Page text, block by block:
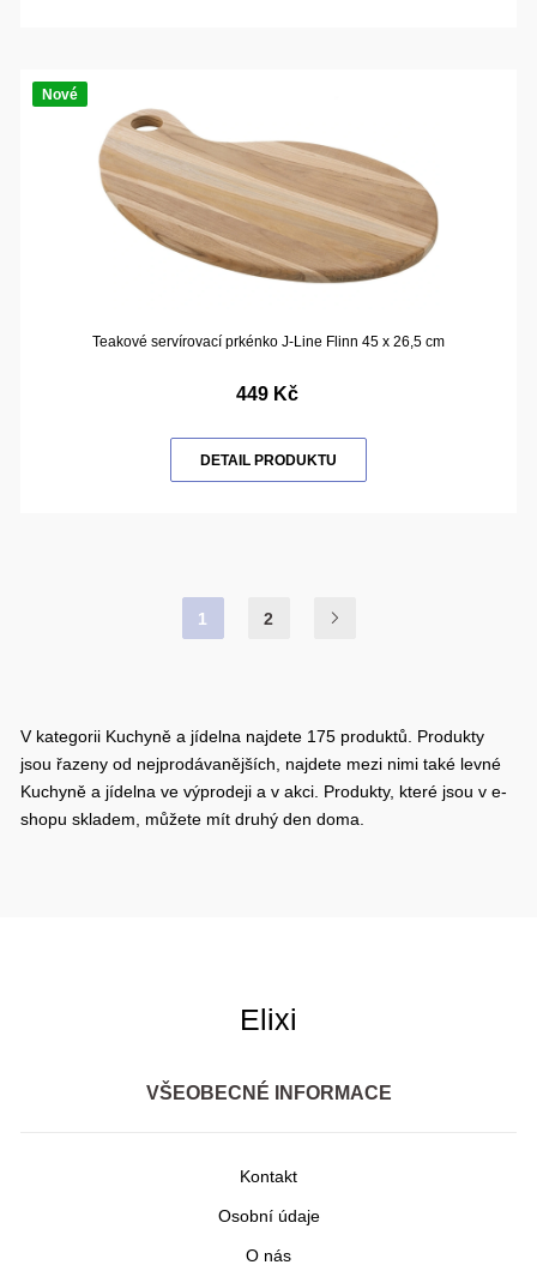
Nové
Teakové servírovací prkénko J-Line Flinn 45 x 26,5 cm
449 Kč
DETAIL PRODUKTU
1 2
V kategorii Kuchyně a jídelna najdete 175 produktů. Produkty
jsou řazeny od nejprodávanějších, najdete mezi nimi také levné
Kuchyně a jídelna ve výprodeji a v akci. Produkty, které jsou v e-
shopu skladem, můžete mít druhý den doma.
Elixi
VŠEOBECNÉ INFORMACE
Kontakt
Osobní údaje
O nás